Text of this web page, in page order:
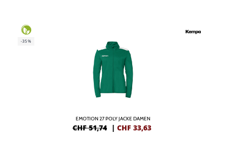
-35%
EMOTION 27 POLY JACKE DAMEN
CHF 51,74 | CHF 33,63